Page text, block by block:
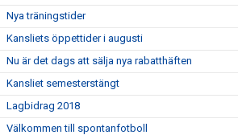
Nya träningstider
Kansliets öppettider i augusti
Nu är det dags att sälja nya rabatthäften
Kansliet semesterstängt
Lagbidrag 2018
Välkommen till spontanfotboll